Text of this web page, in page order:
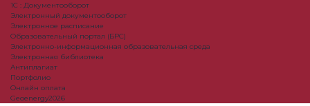
1С : Документооборот
Электронный документооборот
Электронное расписание
Образовательный портал (БРС)
Электронно-информационная образовательная среда
Электронная библиотека
Антиплагиат
Портфолио
Онлайн оплата
Geoenergy2026